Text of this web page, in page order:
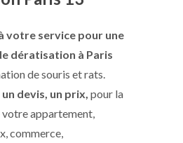
votre service pour une
dératisation à Paris
de souris et rats.
un devis, un prix, pour la
appartement,
commerce,